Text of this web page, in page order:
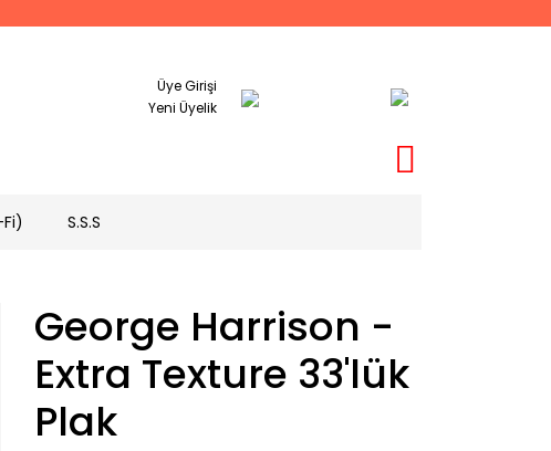
Üye Girişi
Yeni Üyelik
Fi) S.S.S
George Harrison -
Extra Texture 33'lük
Plak